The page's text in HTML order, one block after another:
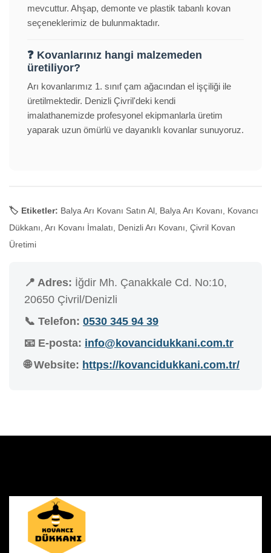
mevcuttur. Ahşap, demonte ve plastik tabanlı kovan
seçeneklerimiz de bulunmaktadır.
❓ Kovanlarınız hangi malzemeden
üretiliyor?
Arı kovanlarımız 1. sınıf çam ağacından el işçiliği ile
üretilmektedir. Denizli Çivril'deki kendi
imalathanemizde profesyonel ekipmanlarla üretim
yaparak uzun ömürlü ve dayanıklı kovanlar sunuyoruz.
🏷️ Etiketler: Balya Arı Kovanı Satın Al, Balya Arı Kovanı, Kovancı
Dükkanı, Arı Kovanı İmalatı, Denizli Arı Kovanı, Çivril Kovan
Üretimi
📍 Adres: İğdir Mh. Çanakkale Cd. No:10,
20650 Çivril/Denizli
📞 Telefon: 0530 345 94 39
📧 E-posta: info@kovancidukkani.com.tr
🌐 Website: https://kovancidukkani.com.tr/